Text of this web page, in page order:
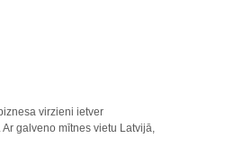
virzieni ietver
galveno mītnes vietu Latvijā,